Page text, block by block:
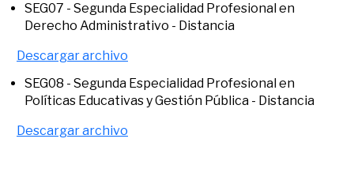
SEG07 - Segunda Especialidad Profesional en
Derecho Administrativo - Distancia
Descargar archivo
SEG08 - Segunda Especialidad Profesional en
Políticas Educativas y Gestión Pública - Distancia
Descargar archivo